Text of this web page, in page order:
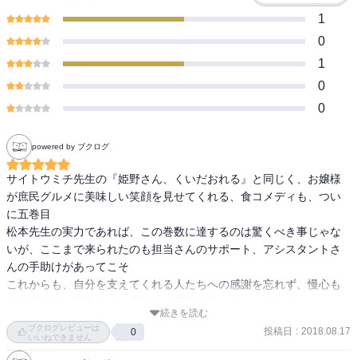
1
0
1
0
0
powered by ブクログ
サイトウミチ先生の『姫野さん、くいだおれる』と同じく、お嬢様
が庶民グルメに美味しい笑顔を見せてくれる、食コメディも、つい
に五巻目
松本先生の実力であれば、この巻数に達するのは驚くべき事じゃな
いが、ここまで来られたのも担当さんのサポート、アシスタントさ
んの手助けがあってこそ
これからも、自分を支えてくれる人たちへの感謝を忘れず、慢心も
松本先生なら、既に感謝を示しているだろうし、「読んでくれる皆
さんのおかげ」と言ってくださるかもしれないが、私ら漫画読み
は、ただ読むだけなので、お礼を言われちゃうと、ムズムズしちま
続きを読む
ブクログレビューは
いいねできません
0 投稿日 : 2018.08.17